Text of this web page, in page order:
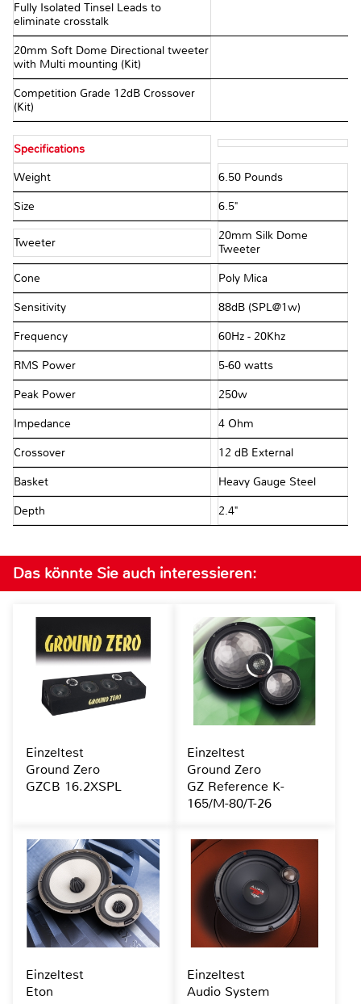
Fully Isolated Tinsel Leads to
eliminate crosstalk
20mm Soft Dome Directional tweeter
with Multi mounting (Kit)
Competition Grade 12dB Crossover
(Kit)
Specifications
Weight 6.50 Pounds
Size 6.5"
Tweeter
20mm Silk Dome
Tweeter
Cone Poly Mica
Sensitivity 88dB (SPL@1w)
Frequency 60Hz - 20Khz
RMS Power 5-60 watts
Peak Power 250w
Impedance 4 Ohm
Crossover 12 dB External
Basket Heavy Gauge Steel
Depth 2.4"
Das könnte Sie auch interessieren:
Einzeltest
Ground Zero
GZCB 16.2XSPL
Einzeltest
Ground Zero
GZ Reference K-
165/M-80/T-26
Einzeltest
Eton
Einzeltest
Audio System